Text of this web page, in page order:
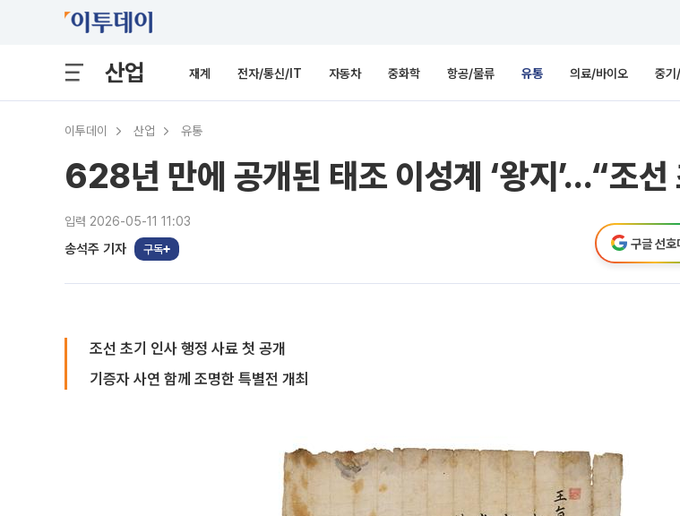
산업 재계 전자/통신/IT 자동차 중화학 항공/물류 유통 의료/바이오 중기
이투데이 산업 유통
628년 만에 공개된 태조 이성계 ‘왕지’…“조선
입력 2026-05-11 11:03
송석주 기자 구독 구글 선호
조선 초기 인사 행정 사료 첫 공개
기증자 사연 함께 조명한 특별전 개최